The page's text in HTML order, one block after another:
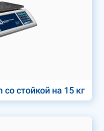
стойкой на 15 кг